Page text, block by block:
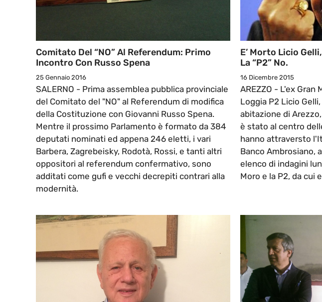
Comitato Del “NO” Al Referendum: Primo
Incontro Con Russo Spena
25 Gennaio 2016
SALERNO - Prima assemblea pubblica provinciale
del Comitato del "NO" al Referendum di modifica
della Costituzione con Giovanni Russo Spena.
Mentre il prossimo Parlamento è formato da 384
deputati nominati ed appena 246 eletti, i vari
Barbera, Zagrebeisky, Rodotà, Rossi, e tanti altri
oppositori al referendum confermativo, sono
additati come gufi e vecchi decrepiti contrari alla
modernità.
E’ Morto Licio
La “P2” No.
16 Dicembre 2015
AREZZO - L'ex Gran
Loggia P2 Licio
abitazione di
è stato al centro
hanno attraversto
Banco Ambrosiano,
elenco di indagini
Moro e la P2, da cui